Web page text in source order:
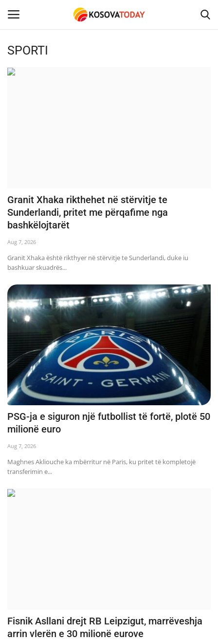
Home
TECH
JETA
SPORTI
SHENDETI
SPORTI
Granit Xhaka rikthehet në stërvitje te
Sunderlandi, pritet me përqafime nga
bashkëlojtarët
Aug 7, 2026
Granit Xhaka është rikthyer në stërvitje te Sunderlandi, duke iu
bashkuar skuadrës...
PSG-ja e siguron një futbollist të fortë, plotë 50
milionë euro
Aug 7, 2026
Maghnes Akliouche ka mbërritur në Paris, ku pritet të kompletojë
transferimin e...
Fisnik Asllani drejt RB Leipzigut, marrëveshja
arrin vlerën e 30 milionë eurove